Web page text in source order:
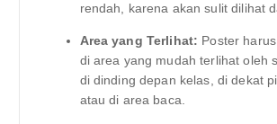
rendah, karena akan sulit dilihat
Area yang Terlihat: Poster
di area yang mudah terlihat oleh
di dinding depan kelas, di dekat
atau di area baca.